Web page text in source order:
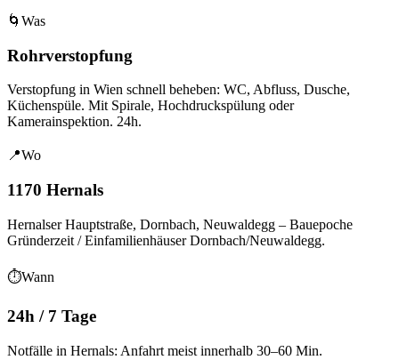
🌀 Was
Rohrverstopfung
Verstopfung in Wien schnell beheben: WC, Abfluss, Dusche,
Küchenspüle. Mit Spirale, Hochdruckspülung oder
Kamerainspektion. 24h.
📍Wo
1170 Hernals
Hernalser Hauptstraße, Dornbach, Neuwaldegg – Bauepoche
Gründerzeit / Einfamilienhäuser Dornbach/Neuwaldegg.
⏱Wann
24h / 7 Tage
Notfälle in Hernals: Anfahrt meist innerhalb 30–60 Min.